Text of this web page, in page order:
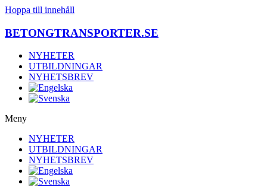
Hoppa till innehåll
BETONGTRANSPORTER.SE
NYHETER
UTBILDNINGAR
NYHETSBREV
Meny
NYHETER
UTBILDNINGAR
NYHETSBREV